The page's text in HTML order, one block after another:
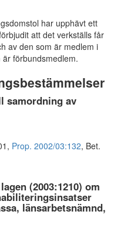
har upphävt ett
att det verkställs får
av den som är medlem i
förbundsmedlem.
samordning av
Prop. 2002/03:132, Bet.
(2003:1210) om
länsarbetsnämnd,